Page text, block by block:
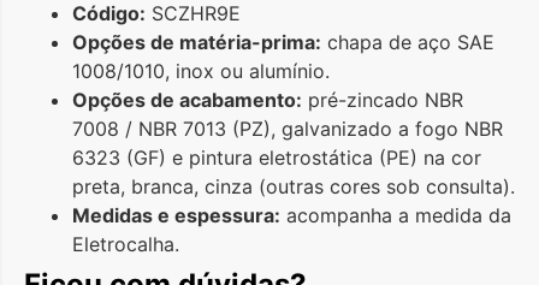
Código: SCZHR9E
Opções de matéria-prima: chapa de aço SAE
1008/1010, inox ou alumínio.
Opções de acabamento: pré-zincado NBR
7008 / NBR 7013 (PZ), galvanizado a fogo NBR
6323 (GF) e pintura eletrostática (PE) na cor
preta, branca, cinza (outras cores sob consulta).
Medidas e espessura: acompanha a medida da
Eletrocalha.